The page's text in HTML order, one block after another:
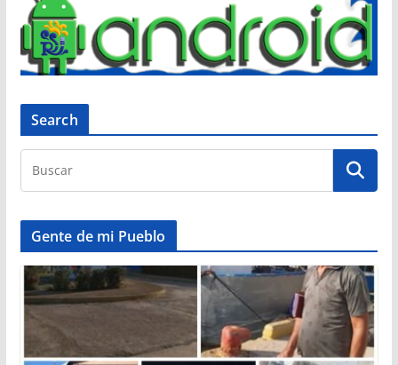
Search
Gente de mi Pueblo